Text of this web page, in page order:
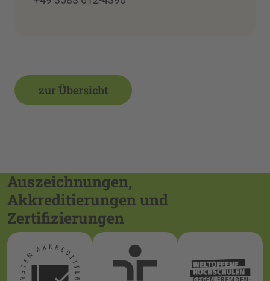
zur Übersicht
Auszeichnungen,
Akkreditierungen und
Zertifizierungen